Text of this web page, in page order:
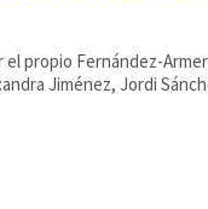
propio Fernández-
Jiménez, Jordi